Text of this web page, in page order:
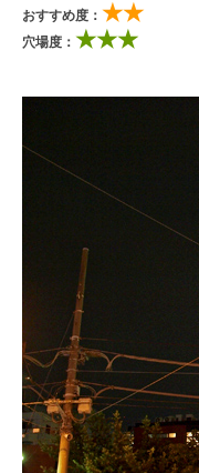
おすすめ度： ★★
穴場度： ★★★